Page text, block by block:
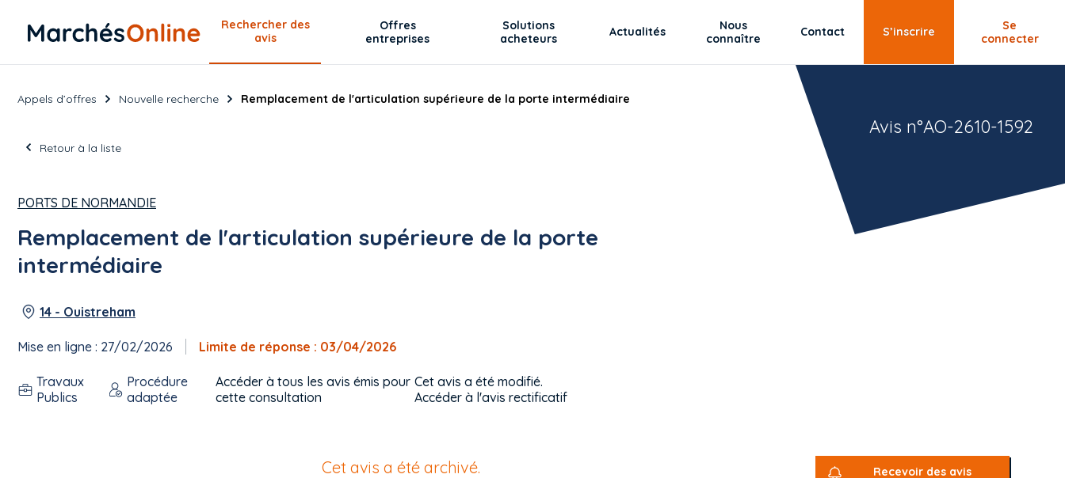
Rechercher des
avis
Offres
entreprises
Solutions
acheteurs
Actualités
Nous
connaître
Contact S’inscrire
Se
connecter
Appels d’offres Nouvelle recherche Remplacement de l'articulation supérieure de la porte intermédiaire
Retour à la liste
PORTS DE NORMANDIE
Remplacement de l'articulation supérieure de la porte
intermédiaire
14 - Ouistreham
Mise en ligne : 27/02/2026 Limite de réponse : 03/04/2026
Travaux
Publics
Procédure
adaptée
Accéder à tous les avis émis pour
cette consultation
Cet avis a été modifié.
Accéder à l'avis rectificatif
Avis n°AO-2610-1592
Cet avis a été archivé.
Recevoir des avis